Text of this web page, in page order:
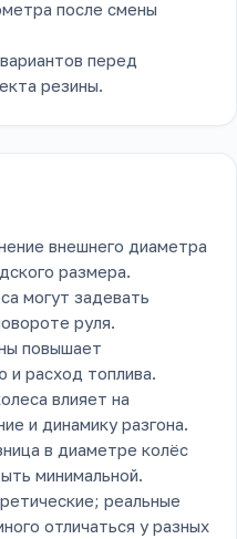
после смены
перед
резины.
внешнего диаметра
размера.
могут задевать
руля.
повышает
и расход топлива.
влияет на
и динамику разгона.
в диаметре колёс
минимальной.
реальные
отличаться у разных